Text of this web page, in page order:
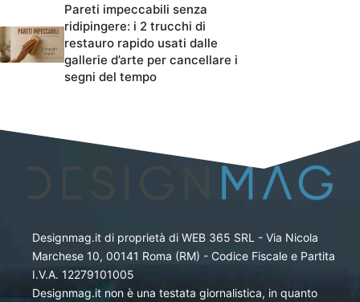
Pareti impeccabili senza
ridipingere: i 2 trucchi di
restauro rapido usati dalle
gallerie d’arte per cancellare i
segni del tempo
Designmag.it di proprietà di WEB 365 SRL - Via Nicola
Marchese 10, 00141 Roma (RM) - Codice Fiscale e Partita
I.V.A. 12279101005
Designmag.it non è una testata giornalistica, in quanto